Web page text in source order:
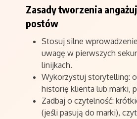
Zasady tworzenia
postów
Stosuj silne
uwagę w pierwszych
linijkach.
Wykorzystuj storytelling:
historię klienta lub marki,
Zadbaj o czytelność:
(jeśli pasują do marki),